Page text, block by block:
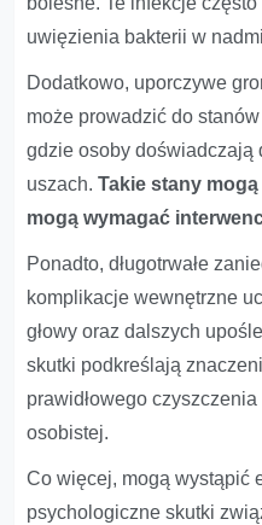
uwięzienia bakterii w
Dodatkowo, uporczywe
może prowadzić do
gdzie osoby
uszach.Takie stany
mogą wymagać
Ponadto, długotrwałe
komplikacje wewnętrzne
głowy oraz dalszych
skutki podkreślają
prawidłowego
osobistej.
Co więcej, mogą wystąpić
psychologiczne skutki